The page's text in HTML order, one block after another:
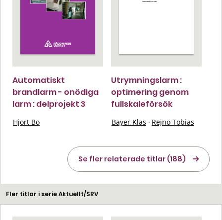
Automatiskt
brandlarm - onödiga
larm : delprojekt 3
Hjort Bo
Utrymningslarm :
optimering genom
fullskaleförsök
Bayer Klas · Rejnö Tobias
Se fler relaterade titlar (188)
Fler titlar i serie Aktuellt/SRV